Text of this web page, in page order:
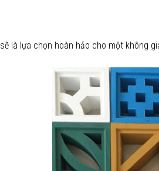
sẽ là lựa chọn hoàn hảo cho một không